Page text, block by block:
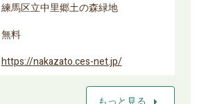
練馬区立中里郷土の森緑地
無料
https://nakazato.ces-net.jp/